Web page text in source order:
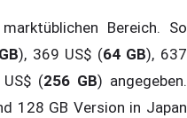
Bereich. So
), 369 US$ (64 GB), 637
(256 GB) angegeben.
128 GB Version in Japan